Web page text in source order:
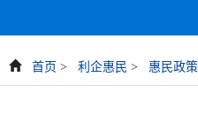
首页 > 利企惠民 > 惠民政策